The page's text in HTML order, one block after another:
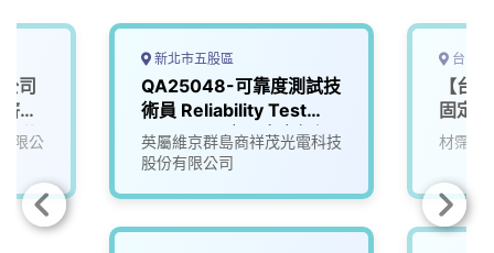
司
薪3
休!
限公
新北市五股區
QA25048-可靠度測試技
術員 Reliability Test
Operator ｜日班｜無經
驗者可培訓｜
英屬維京群島商祥茂光電科技
股份有限公司
台中
【台
固定
材霈有